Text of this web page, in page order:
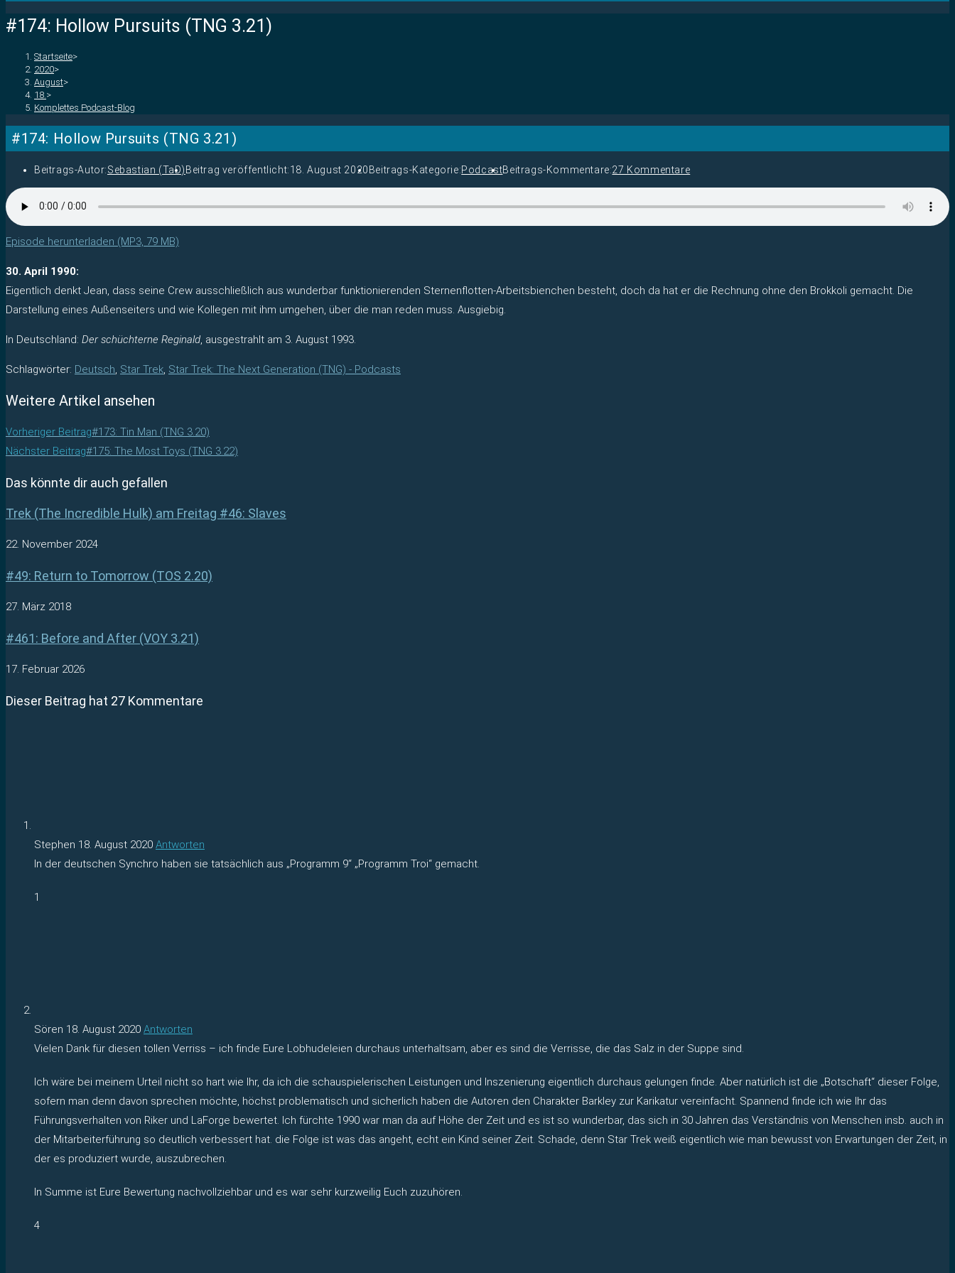
#174: Hollow Pursuits (TNG 3.21)
Startseite>
2020>
August>
18. >
Komplettes Podcast-Blog
#174: Hollow Pursuits (TNG 3.21)
Beitrags-Autor:Sebastian (TaD) Beitrag veröffentlicht:18. August 2020 Beitrags-Kategorie:PodcastBeitrags-Kommentare:27 Kommentare
Episode herunterladen (MP3, 79 MB)
30. April 1990:
Eigentlich denkt Jean, dass seine Crew ausschließlich aus wunderbar funktionierenden Sternenflotten-Arbeitsbienchen besteht, doch da hat er die Rechnung ohne den Brokkoli gemacht. Die
Darstellung eines Außenseiters und wie Kollegen mit ihm umgehen, über die man reden muss. Ausgiebig.
In Deutschland: Der schüchterne Reginald, ausgestrahlt am 3. August 1993.
Schlagwörter: Deutsch, Star Trek, Star Trek: The Next Generation (TNG) - Podcasts
Weitere Artikel ansehen
Vorheriger Beitrag#173: Tin Man (TNG 3.20)
Nächster Beitrag#175: The Most Toys (TNG 3.22)
Das könnte dir auch gefallen
Trek (The Incredible Hulk) am Freitag #46: Slaves
22. November 2024
#49: Return to Tomorrow (TOS 2.20)
27. März 2018
#461: Before and After (VOY 3.21)
17. Februar 2026
Dieser Beitrag hat 27 Kommentare
Stephen 18. August 2020 Antworten
In der deutschen Synchro haben sie tatsächlich aus „Programm 9“ „Programm Troi“ gemacht.
1
Sören 18. August 2020 Antworten
Vielen Dank für diesen tollen Verriss – ich finde Eure Lobhudeleien durchaus unterhaltsam, aber es sind die Verrisse, die das Salz in der Suppe sind.
Ich wäre bei meinem Urteil nicht so hart wie Ihr, da ich die schauspielerischen Leistungen und Inszenierung eigentlich durchaus gelungen finde. Aber natürlich ist die „Botschaft“ dieser Folge,
sofern man denn davon sprechen möchte, höchst problematisch und sicherlich haben die Autoren den Charakter Barkley zur Karikatur vereinfacht. Spannend finde ich wie Ihr das
Führungsverhalten von Riker und LaForge bewertet. Ich fürchte 1990 war man da auf Höhe der Zeit und es ist so wunderbar, das sich in 30 Jahren das Verständnis von Menschen insb. auch in
der Mitarbeiterführung so deutlich verbessert hat. die Folge ist was das angeht, echt ein Kind seiner Zeit. Schade, denn Star Trek weiß eigentlich wie man bewusst von Erwartungen der Zeit, in
der es produziert wurde, auszubrechen.
In Summe ist Eure Bewertung nachvollziehbar und es war sehr kurzweilig Euch zuzuhören.
4